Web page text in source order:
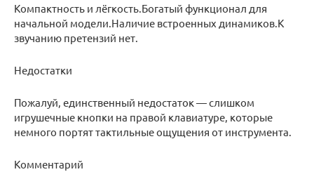
Компактность и лёгкость.Богатый функционал для
начальной модели.Наличие встроенных динамиков.К
звучанию претензий нет.
Недостатки
Пожалуй, единственный недостаток — слишком
игрушечные кнопки на правой клавиатуре, которые
немного портят тактильные ощущения от инструмента.
Комментарий